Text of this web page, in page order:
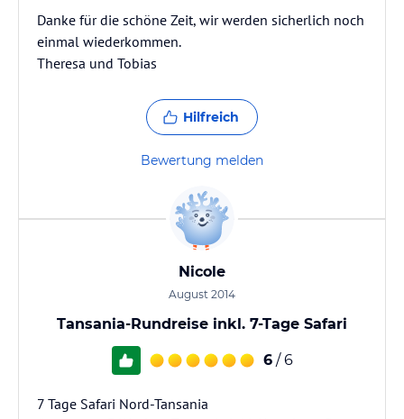
Danke für die schöne Zeit, wir werden sicherlich noch
einmal wiederkommen.
Theresa und Tobias
Hilfreich
Bewertung melden
Nicole
August 2014
Tansania-Rundreise inkl. 7-Tage Safari
6 / 6
7 Tage Safari Nord-Tansania